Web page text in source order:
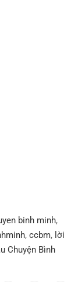
binh minh,
, ccbm, lời
Chuyện Bình